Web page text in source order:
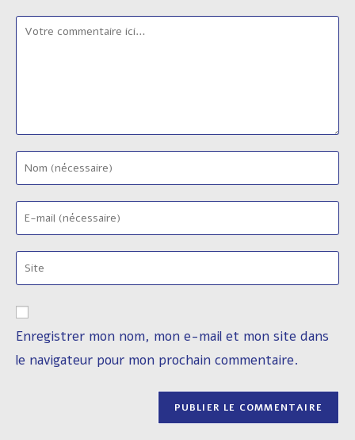
Comment
your
name
or
username
your
email
address
to
comment
l’URL
votre
site
(facultatif)
Enregistrer mon nom, mon e-mail et mon site dans
le navigateur pour mon prochain commentaire.